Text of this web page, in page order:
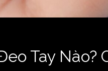
Tay Nào?